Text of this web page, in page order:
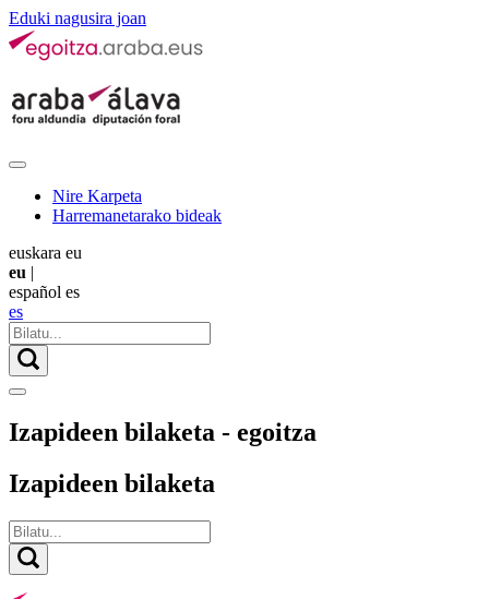
Eduki nagusira joan
Nire Karpeta
Harremanetarako bideak
euskara eu
eu |
español es
es
Izapideen bilaketa - egoitza
Izapideen bilaketa